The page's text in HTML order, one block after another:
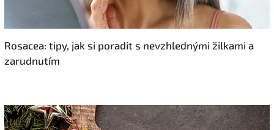
Rosacea: tipy, jak si poradit s nevzhlednými žilkami a
zarudnutím